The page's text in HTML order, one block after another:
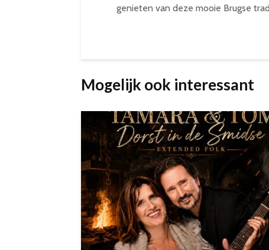
genieten van deze mooie Brugse
Mogelijk ook interessant